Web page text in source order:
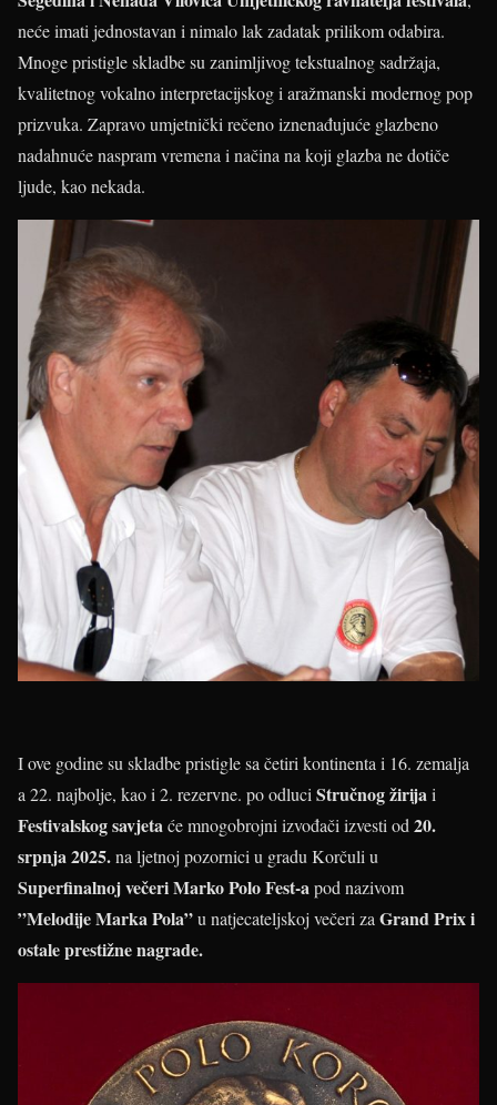
neće imati jednostavan i nimalo lak zadatak prilikom odabira.
Mnoge pristigle skladbe su zanimljivog tekstualnog sadržaja,
kvalitetnog vokalno interpretacijskog i aražmanski modernog pop
prizvuka. Zapravo umjetnički rečeno iznenađujuće glazbeno
nadahnuće naspram vremena i načina na koji glazba ne dotiče
ljude, kao nekada.
I ove godine su skladbe pristigle sa četiri kontinenta i 16. zemalja
a 22. najbolje, kao i 2. rezervne. po odluci Stručnog žirijai
Festivalskog savjetaće mnogobrojni izvođači izvesti od 20.
srpnja 2025.na ljetnoj pozornici u gradu Korčuli u
Superfinalnoj večeri Marko Polo Fest-apod nazivom
”Melodije Marka Pola”u natjecateljskoj večeri za Grand Prix i
ostale prestižne nagrade.